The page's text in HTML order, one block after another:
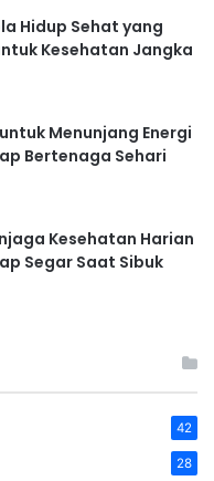
Hidup Sehat yang
Kesehatan Jangka
Menunjang Energi
Bertenaga Sehari
Kesehatan Harian
Segar Saat Sibuk
42
28